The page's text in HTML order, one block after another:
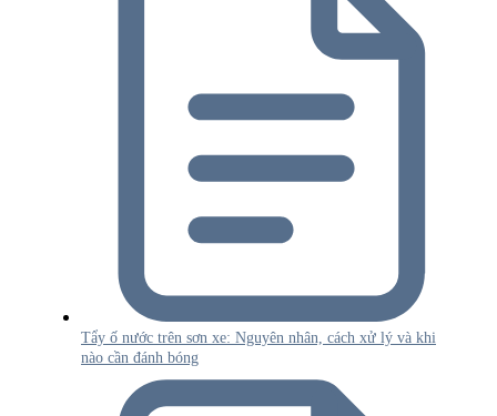
Tẩy ố nước trên sơn xe: Nguyên nhân, cách xử lý và khi
nào cần đánh bóng